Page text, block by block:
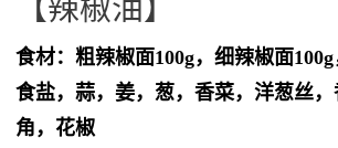
【辣椒油】
食材：粗辣椒面100g，细辣椒面100g
食盐，蒜，姜，葱，香菜，洋葱丝
角，花椒